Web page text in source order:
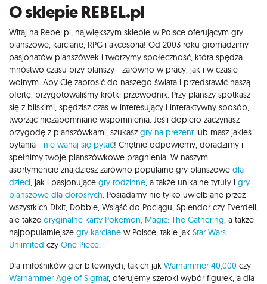
O sklepie REBEL.pl
Witaj na Rebel.pl, największym sklepie w Polsce oferującym gry
planszowe, karciane, RPG i akcesoria! Od 2003 roku gromadzimy
pasjonatów planszówek i tworzymy społeczność, która spędza
mnóstwo czasu przy planszy - zarówno w pracy, jak i w czasie
wolnym. Aby Cię zaprosić do naszego świata i przedstawić naszą
ofertę, przygotowaliśmy krótki przewodnik. Przy planszy spotkasz
się z bliskimi, spędzisz czas w interesujący i interaktywny sposób,
tworząc niezapomniane wspomnienia. Jeśli dopiero zaczynasz
przygodę z planszówkami, szukasz gry na prezent lub masz jakieś
pytania - nie wahaj się pytać! Chętnie odpowiemy, doradzimy i
spełnimy twoje planszówkowe pragnienia. W naszym
asortymencie znajdziesz zarówno popularne gry planszowe dla
dzieci, jak i pasjonujące gry rodzinne, a także unikalne tytuły i gry
planszowe dla dorosłych. Posiadamy nie tylko uwielbiane przez
wszystkich Dixit, Dobble, Wsiąść do Pociągu, Splendor czy Everdell,
ale także oryginalne karty Pokemon, Magic: The Gathering, a także
najpopularniejsze gry karciane w Polsce, takie jak Star Wars:
Unlimited czy One Piece.
Dla miłośników gier bitewnych, takich jak Warhammer 40,000 czy
Warhammer Age of Sigmar, oferujemy szeroki wybór figurek, a dla